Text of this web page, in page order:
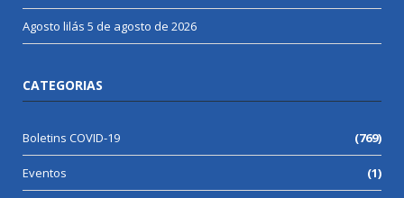
Agosto lilás 5 de agosto de 2026
CATEGORIAS
Boletins COVID-19 (769)
Eventos (1)